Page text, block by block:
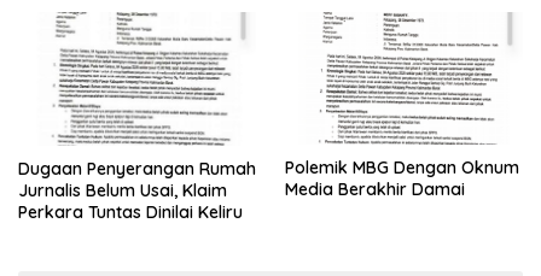
Dugaan Penyerangan Rumah
Jurnalis Belum Usai, Klaim
Perkara Tuntas Dinilai Keliru
Polemik MBG Dengan Oknum
Media Berakhir Damai